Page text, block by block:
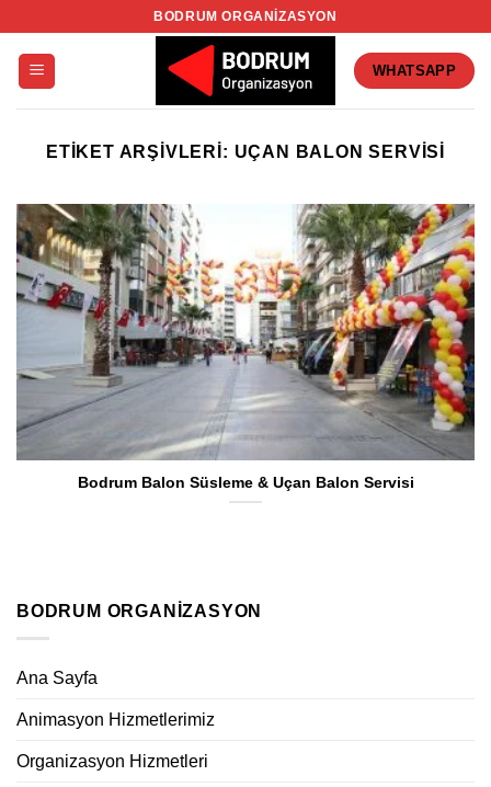
BODRUM ORGANIZASYON
WHATSAPP
ETIKET ARŞIVLERI: UÇAN BALON SERVISI
Bodrum Balon Süsleme & Uçan Balon Servisi
BODRUM ORGANIZASYON
Ana Sayfa
Animasyon Hizmetlerimiz
Organizasyon Hizmetleri